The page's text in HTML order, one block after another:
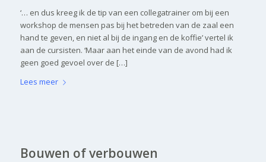
‘… en dus kreeg ik de tip van een collegatrainer om bij een
workshop de mensen pas bij het betreden van de zaal een
hand te geven, en niet al bij de ingang en de koffie’ vertel ik
aan de cursisten. ‘Maar aan het einde van de avond had ik
geen goed gevoel over de […]
Lees meer
Bouwen of verbouwen